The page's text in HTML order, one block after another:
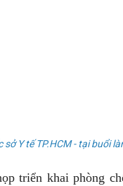
Y tế TP.HCM - tại buổi
triển khai phòng